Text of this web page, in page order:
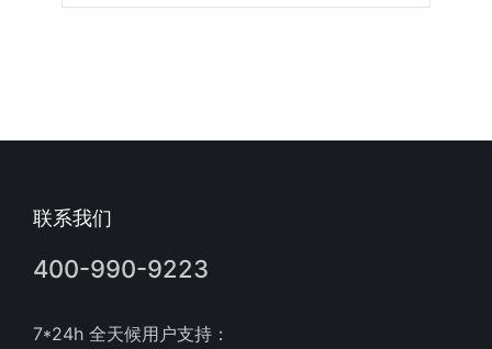
联系我们
400-990-9223
7*24h 全天候用户支持：